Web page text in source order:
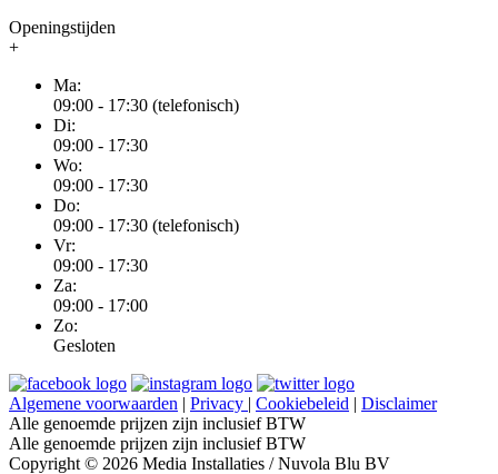
Openingstijden
+
Ma:
09:00 - 17:30 (telefonisch)
Di:
09:00 - 17:30
Wo:
09:00 - 17:30
Do:
09:00 - 17:30 (telefonisch)
Vr:
09:00 - 17:30
Za:
09:00 - 17:00
Zo:
Gesloten
Algemene voorwaarden | Privacy | Cookiebeleid | Disclaimer
Alle genoemde prijzen zijn inclusief BTW
Alle genoemde prijzen zijn inclusief BTW
Copyright © 2026 Media Installaties / Nuvola Blu BV